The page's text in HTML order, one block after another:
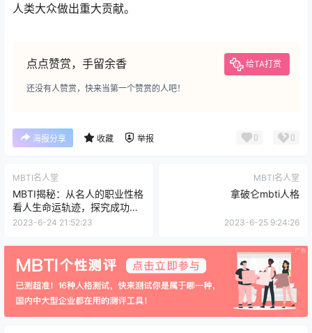
人类大众做出重大贡献。
点点赞赏，手留余香 给TA打赏
还没有人赞赏，快来当第一个赞赏的人吧！
海报分享 收藏 举报 0 0
MBTI名人堂
MBTI揭秘：从名人的职业性格
看人生命运轨迹，探究成功的
根源
2023-6-24 21:52:23
MBTI名人堂
拿破仑mbti人格
2023-6-25 9:24:26